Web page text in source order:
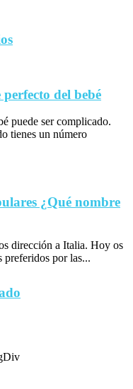
del bebé
puede ser complicado.
tienes un número
¿Qué nombre
dirección a Italia. Hoy os
preferidos por las...